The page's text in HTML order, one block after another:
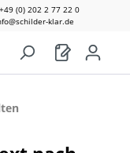
(0) 202 2 77 22 0
klar.de